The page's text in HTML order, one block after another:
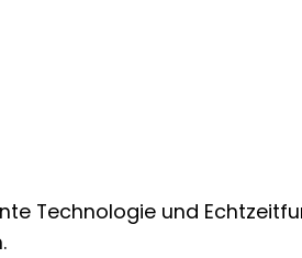
Technologie und